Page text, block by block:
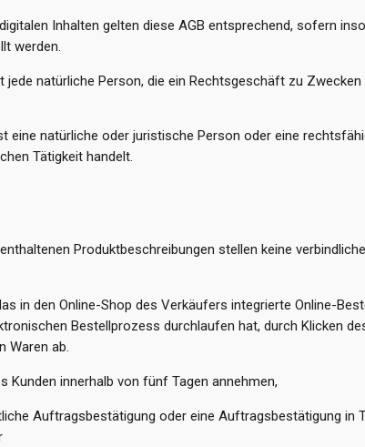
Inhalten gelten diese AGB entsprechend, sofern
werden.
jede natürliche Person, die ein Rechtsgeschäft zu
eine natürliche oder juristische Person oder eine
Tätigkeit handelt.
Produktbeschreibungen stellen keine
in den Online-Shop des Verkäufers integrierte Online-
Bestellprozess durchlaufen hat, durch Klicken
Waren ab.
Kunden innerhalb von fünf Tagen annehmen,
Auftragsbestätigung oder eine Auftragsbestätigung